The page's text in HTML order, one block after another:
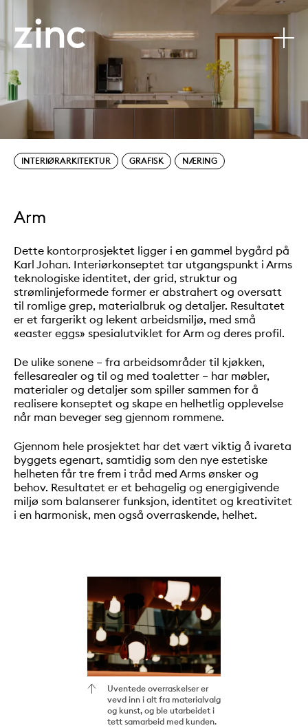
Tjenester:
INTERIØRARKITEKTUR GRAFISK Sectors:
NÆRING
Arm
Dette kontorprosjektet ligger i en gammel bygård på
Karl Johan. Interiørkonseptet tar utgangspunkt i Arms
teknologiske identitet, der grid, struktur og
strømlinjeformede former er abstrahert og oversatt
til romlige grep, materialbruk og detaljer. Resultatet
er et fargerikt og lekent arbeidsmiljø, med små
«easter eggs» spesialutviklet for Arm og deres profil.
De ulike sonene – fra arbeidsområder til kjøkken,
fellesarealer og til og med toaletter – har møbler,
materialer og detaljer som spiller sammen for å
realisere konseptet og skape en helhetlig opplevelse
når man beveger seg gjennom rommene.
Gjennom hele prosjektet har det vært viktig å ivareta
byggets egenart, samtidig som den nye estetiske
helheten får tre frem i tråd med Arms ønsker og
behov. Resultatet er et behagelig og energigivende
miljø som balanserer funksjon, identitet og kreativitet
i en harmonisk, men også overraskende, helhet.
Uventede overraskelser er
vevd inn i alt fra materialvalg
og kunst, og ble utarbeidet i
tett samarbeid med kunden.